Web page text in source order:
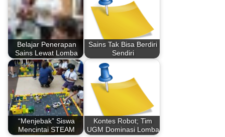
Belajar Penerapan
Sains Lewat Lomba
Sains Tak Bisa Berdiri
Sendiri
“Menjebak” Siswa
Mencintai STEAM
Kontes Robot; Tim
UGM Dominasi Lomba